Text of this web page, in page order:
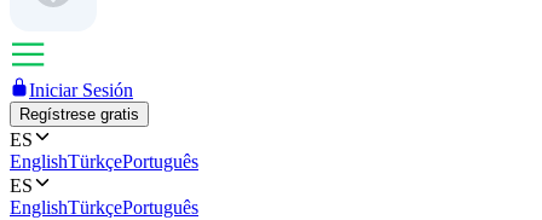
Iniciar Sesión
Regístrese gratis
ES
EnglishTürkçePortuguês
ES
EnglishTürkçePortuguês